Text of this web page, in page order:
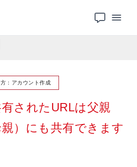
親（もしくは母親）にも共有できますか
：アカウント作成
されたURLは父親
親）にも共有できます